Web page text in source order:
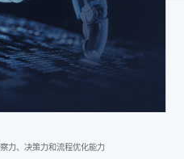
力、决策力和流程优化能力